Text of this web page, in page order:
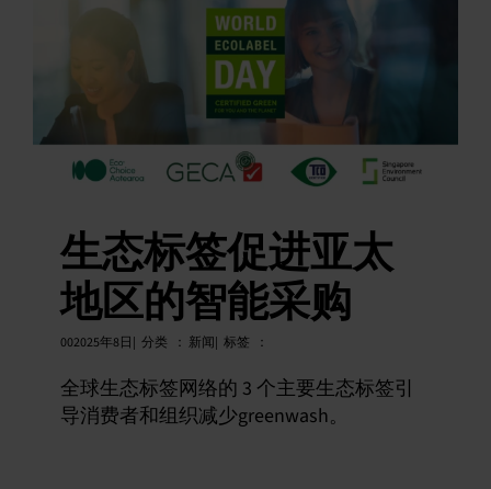
生态标签促进亚太
地区的智能采购
002025年8日| 分类 ： 新闻| 标签 ：
全球生态标签网络的 3 个主要生态标签引
导消费者和组织减少greenwash。